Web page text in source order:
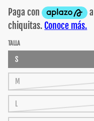
TALLA
S
M
L